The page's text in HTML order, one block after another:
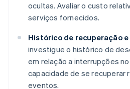
ocultas. Avaliar o custo
serviços fornecidos.
Histórico de recuperação
investigue o histórico de
em relação a interrupções
capacidade de se recuperar
eventos.